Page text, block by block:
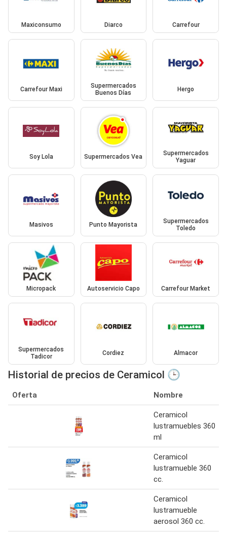
Maxiconsumo Diarco Carrefour
Carrefour Maxi
Supermercados
Buenos Días
Hergo
Soy Lola Supermercados Vea
Supermercados
Yaguar
Masivos Punto Mayorista
Supermercados
Toledo
Micropack Autoservicio Capo Carrefour Market
Supermercados
Tadicor
Cordiez Almacor
Historial de precios de Ceramicol 🕒
Oferta Nombre
Ceramicol
lustramuebles 360
ml
Ceramicol
lustramueble 360
cc.
Ceramicol
lustramueble
aerosol 360 cc.